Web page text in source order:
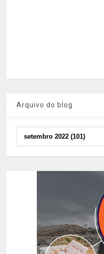
Arquivo do blog